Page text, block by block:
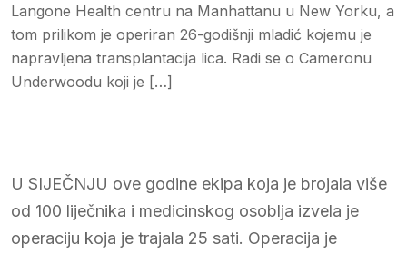
Langone Health centru na Manhattanu u New Yorku, a
tom prilikom je operiran 26-godišnji mladić kojemu je
napravljena transplantacija lica. Radi se o Cameronu
Underwoodu koji je […]
U SIJEČNJU ove godine ekipa koja je brojala više
od 100 liječnika i medicinskog osoblja izvela je
operaciju koja je trajala 25 sati. Operacija je